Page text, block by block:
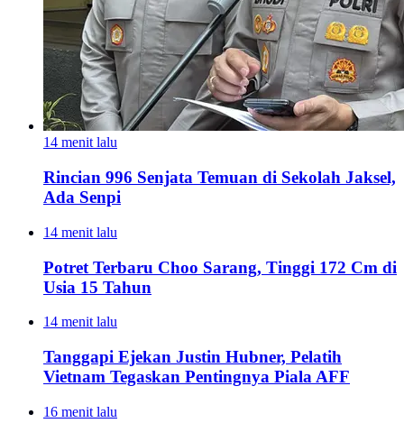
14 menit lalu
Rincian 996 Senjata Temuan di Sekolah Jaksel,
Ada Senpi
14 menit lalu
Potret Terbaru Choo Sarang, Tinggi 172 Cm di
Usia 15 Tahun
14 menit lalu
Tanggapi Ejekan Justin Hubner, Pelatih
Vietnam Tegaskan Pentingnya Piala AFF
16 menit lalu